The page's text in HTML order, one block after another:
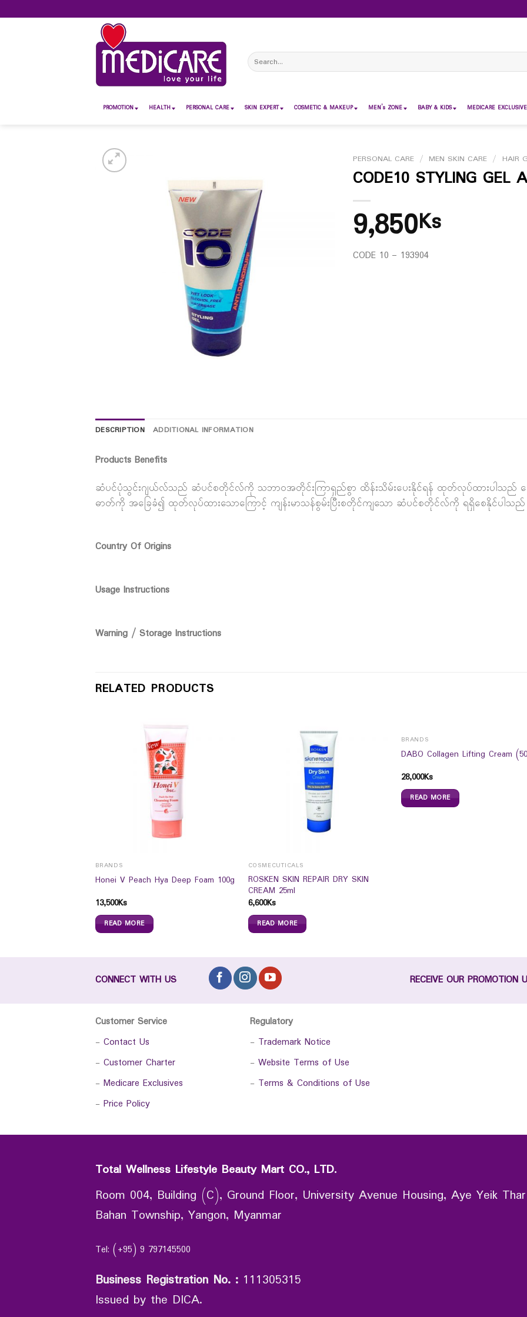
to
Search
for:
PROMOTION HEALTH PERSONAL CARE SKIN EXPERT COSMETIC & MAKEUP MEN’s ZONE BABY & KIDS MEDICARE
PERSONAL CARE / MEN SKIN CARE / HAIR
CODE10 STYLING GEL
9,850Ks
CODE 10 – 193904
DESCRIPTION ADDITIONAL INFORMATION
Products Benefits
ဆံပင်ပုံသွင်းဂျယ်လ်သည် ဆံပင်စတိုင်လ်ကို သဘာ၀အတိုင်းကြာရှည်စွာ ထိန်းသိမ်းပေးနိုင်ရန် ထုတ်လုပ်ထားပါသည် ဗောက်ဖ
ဓာတ်ကို အခြေခံ၍ ထုတ်လုပ်ထားသောကြောင့် ကျန်းမာသန်စွမ်းပြီးစတိုင်ကျသော ဆံပင်စတိုင်လ်ကို ရရှိစေနိုင်ပါသည်
Country Of Origins
Usage Instructions
Warning / Storage Instructions
RELATED PRODUCTS
BRANDS
Honei V Peach Hya Deep Foam 100g
13,500Ks
READ MORE
COSMECUTICALS
ROSKEN SKIN REPAIR DRY SKIN
CREAM 25ml
6,600Ks
READ MORE
BRANDS
DABO Collagen Lifting Cream
28,000Ks
READ MORE
CONNECT WITH US RECEIVE OUR PROMOTION
Customer Service
- Contact Us
- Customer Charter
- Medicare Exclusives
- Price Policy
Regulatory
- Trademark Notice
- Website Terms of Use
- Terms & Conditions of Use
Total Wellness Lifestyle Beauty Mart CO., LTD.
Room 004, Building (C), Ground Floor, University Avenue Housing, Aye Yeik
Bahan Township, Yangon, Myanmar
Tel: (+95) 9 797145500
Business Registration No. : 111305315
Issued by the DICA.